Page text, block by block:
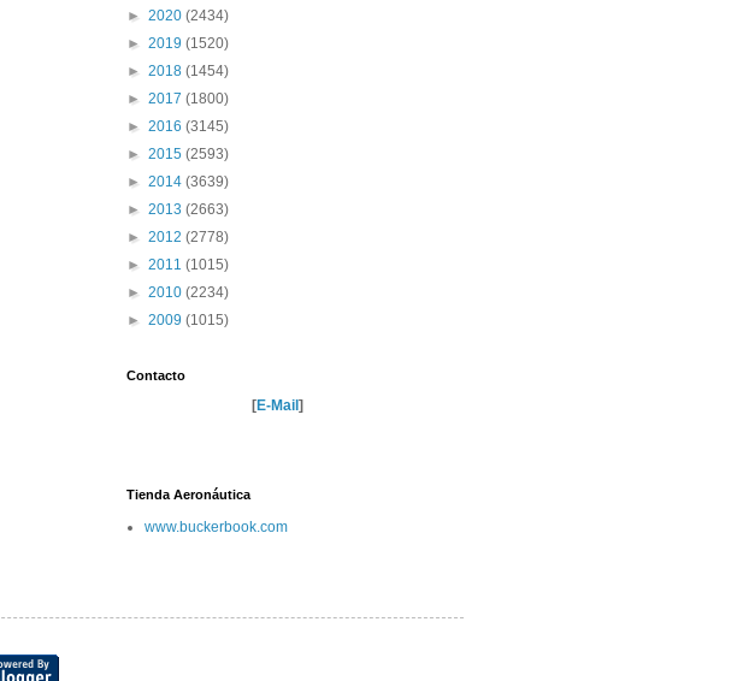
► 2020 (2434)
► 2019 (1520)
► 2018 (1454)
► 2017 (1800)
► 2016 (3145)
► 2015 (2593)
► 2014 (3639)
► 2013 (2663)
► 2012 (2778)
► 2011 (1015)
► 2010 (2234)
► 2009 (1015)
Contacto
[E-Mail ]
Tienda Aeronáutica
www.buckerbook.com